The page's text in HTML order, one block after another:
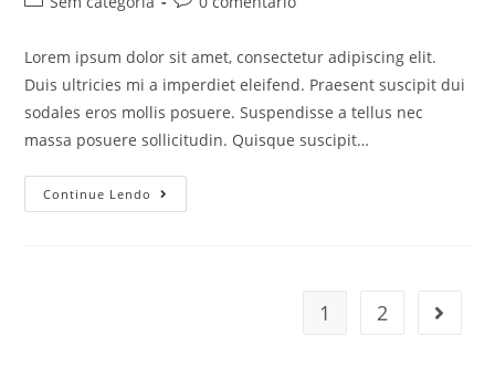
Lorem ipsum dolor sit amet, consectetur adipiscing elit.
Duis ultricies mi a imperdiet eleifend. Praesent suscipit dui
sodales eros mollis posuere. Suspendisse a tellus nec
massa posuere sollicitudin. Quisque suscipit…
Continue Lendo
1 2